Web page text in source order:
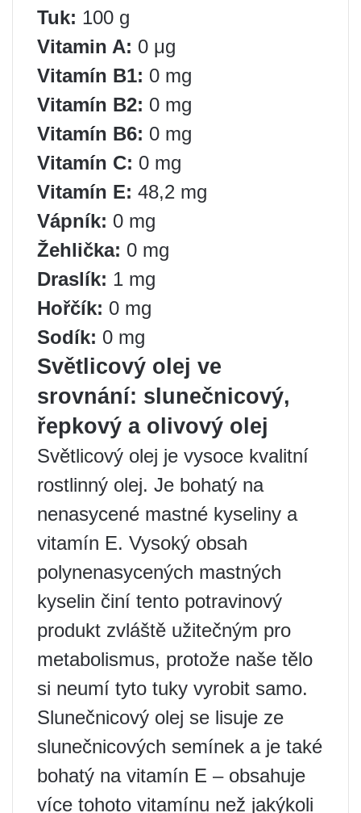
Tuk: 100 g
Vitamin A: 0 μg
Vitamín B1: 0 mg
Vitamín B2: 0 mg
Vitamín B6: 0 mg
Vitamín C: 0 mg
Vitamín E: 48,2 mg
Vápník: 0 mg
Žehlička: 0 mg
Draslík: 1 mg
Hořčík: 0 mg
Sodík: 0 mg
Světlicový olej ve
srovnání: slunečnicový,
řepkový a olivový olej
Světlicový olej je vysoce kvalitní
rostlinný olej. Je bohatý na
nenasycené mastné kyseliny a
vitamín E. Vysoký obsah
polynenasycených mastných
kyselin činí tento potravinový
produkt zvláště užitečným pro
metabolismus, protože naše tělo
si neumí tyto tuky vyrobit samo.
Slunečnicový olej se lisuje ze
slunečnicových semínek a je také
bohatý na vitamín E – obsahuje
více tohoto vitamínu než jakýkoli